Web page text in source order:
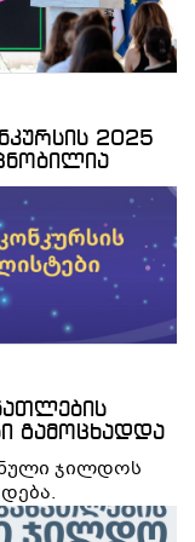
2025
გამოცხადდა
ჯილდოს